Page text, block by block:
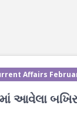
Affairs
આવેલા